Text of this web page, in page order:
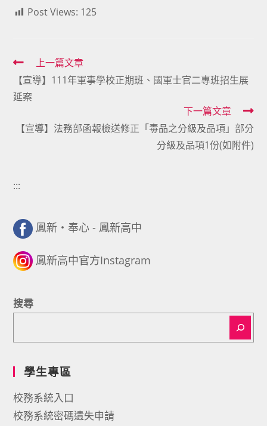
Post Views: 125
Read
more
articles
上一篇文章
【宣導】111年軍事學校正期班、國軍士官二專班招生展
延案
下一篇文章
【宣導】法務部函報檢送修正「毒品之分級及品項」部分
分級及品項1份(如附件)
:::
鳳新・奉心 - 鳳新高中
鳳新高中官方Instagram
搜尋
學生專區
校務系統入口
校務系統密碼遺失申請